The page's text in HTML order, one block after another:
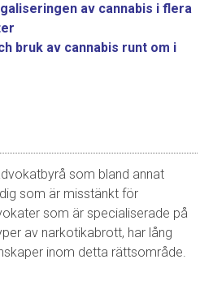
av cannabis i flera
bruk av cannabis runt om i
som bland annat
som är misstänkt för
som är specialiserade på
av narkotikabrott, har lång
inom detta rättsområde.